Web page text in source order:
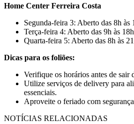
Home Center Ferreira Costa
Segunda-feira 3: Aberto das 8h às
Terça-feira 4: Aberto das 9h às
Quarta-feira 5: Aberto das 8h às
Dicas para os foliões:
Verifique os horários antes de sair
Utilize serviços de delivery para
essenciais.
Aproveite o feriado com
NOTÍCIAS RELACIONADAS